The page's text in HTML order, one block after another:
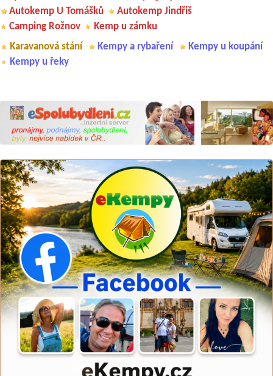
Autokemp U Tomášků
Autokemp Jindřiš
Camping Rožnov
Kemp u zámku
Karavanová stání
Kempy a rybaření
Kempy u koupání
Kempy u řeky